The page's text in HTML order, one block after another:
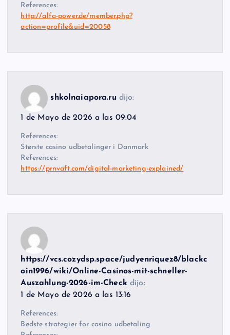
References:
http://alfa-power.de/member.php?
action=profile&uid=20058
shkolnaiapora.ru dijo:
1 de Mayo de 2026 a las 09:04
References:
Største casino udbetalinger i Danmark
References:
https://prnvaft.com/digital-marketing-explained/
https://vcs.cozydsp.space/judyenriquez8/blackc
oin1996/wiki/Online-Casinos-mit-schneller-
Auszahlung-2026-im-Check dijo:
1 de Mayo de 2026 a las 13:16
References:
Bedste strategier for casino udbetaling